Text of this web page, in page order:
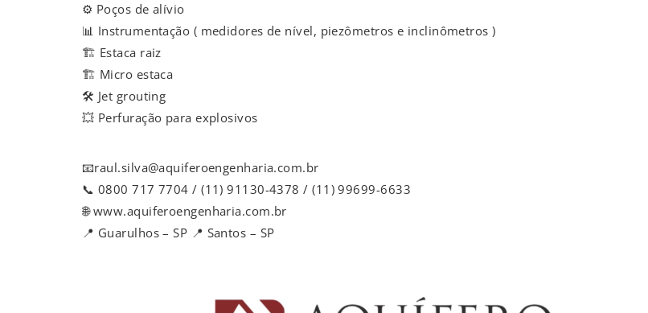
⚙️ Poços de alívio
📊 Instrumentação ( medidores de nível, piezômetros e inclinômetros )
🏗️ Estaca raiz
🏗️ Micro estaca
🛠️ Jet grouting
💥 Perfuração para explosivos
📧raul.silva@aquiferoengenharia.com.br
📞 0800 717 7704 / (11) 91130-4378 / (11) 99699-6633
🌐 www.aquiferoengenharia.com.br
📍 Guarulhos – SP 📍 Santos – SP